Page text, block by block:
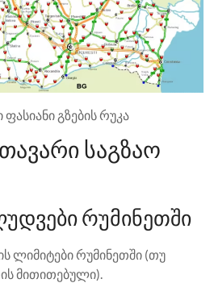
გზების რუკა
საგზაო
რუმინეთში
ლიმიტები რუმინეთში (თუ
მითითებული).